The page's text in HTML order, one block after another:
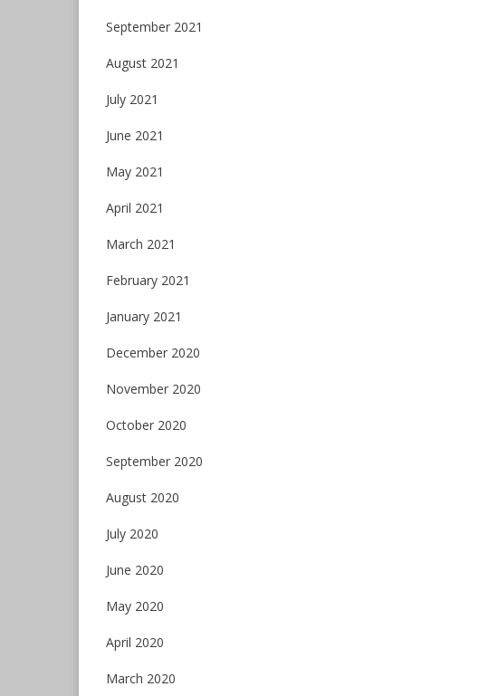
September 2021
August 2021
July 2021
June 2021
May 2021
April 2021
March 2021
February 2021
January 2021
December 2020
November 2020
October 2020
September 2020
August 2020
July 2020
June 2020
May 2020
April 2020
March 2020